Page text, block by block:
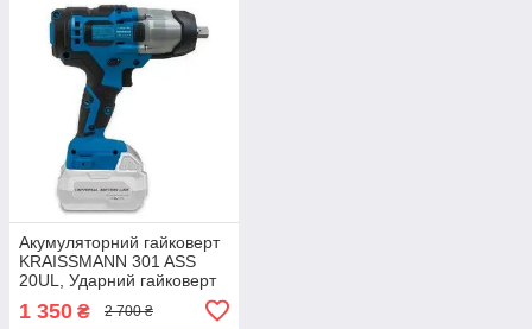
Акумуляторний гайковерт
KRAISSMANN 301 ASS
20UL, Ударний гайковерт
20 В ( Без АКБ і Зарядки)
MAX
1 350 ₴ 2 700 ₴